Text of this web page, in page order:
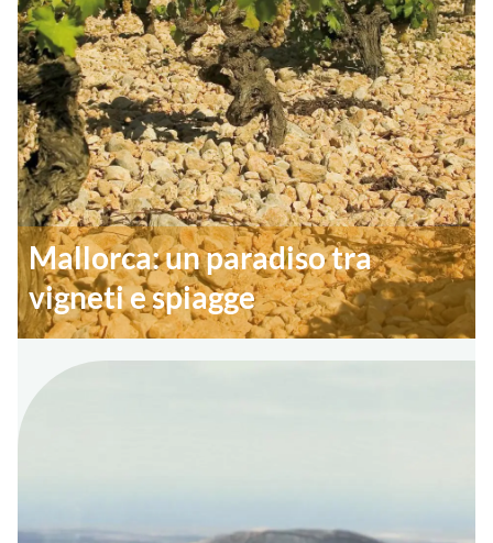
Mallorca: un paradiso tra
vigneti e spiagge